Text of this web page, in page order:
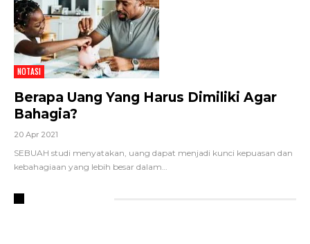
NOTASI
Berapa Uang Yang Harus Dimiliki Agar
Bahagia?
20 Apr 2021
SEBUAH studi menyatakan, uang dapat menjadi kunci kepuasan dan
kebahagiaan yang lebih besar dalam…